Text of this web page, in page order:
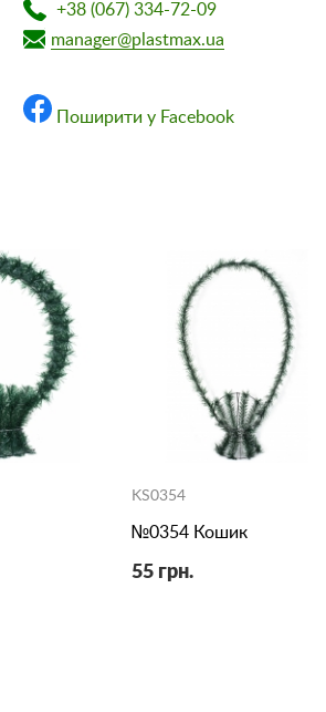
+38 (067) 334-72-09
manager@plastmax.ua
Поширити у Facebook
KS0354
№0354 Кошик
55 грн.